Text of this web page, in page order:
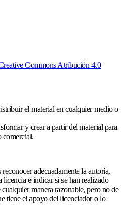
Commons Atribución 4.0
el material en cualquier medio o
y crear a partir del material para
comercial.
adecuadamente la autoría,
e indicar si se han realizado
manera razonable, pero no de
tiene el apoyo del licenciador o lo